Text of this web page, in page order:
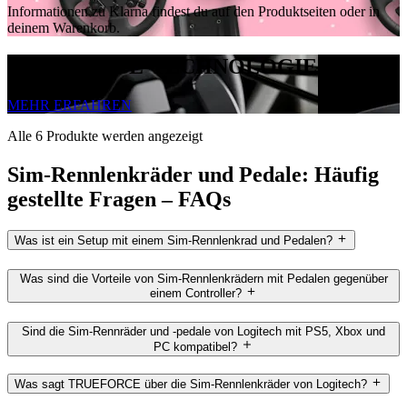
Informationen zu Klarna findest du auf den Produktseiten oder in
deinem Warenkorb.
TRUEFORCE-TECHNOLOGIE
MEHR ERFAHREN
Alle 6 Produkte werden angezeigt
Sim-Rennlenkräder und Pedale: Häufig
gestellte Fragen – FAQs
Was ist ein Setup mit einem Sim-Rennlenkrad und Pedalen?
Was sind die Vorteile von Sim-Rennlenkrädern mit Pedalen gegenüber
einem Controller?
Sind die Sim-Rennräder und -pedale von Logitech mit PS5, Xbox und
PC kompatibel?
Was sagt TRUEFORCE über die Sim-Rennlenkräder von Logitech?